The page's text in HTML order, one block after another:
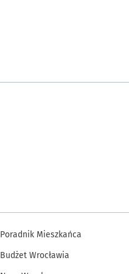
Poradnik Mieszkańca
Budżet Wrocławia